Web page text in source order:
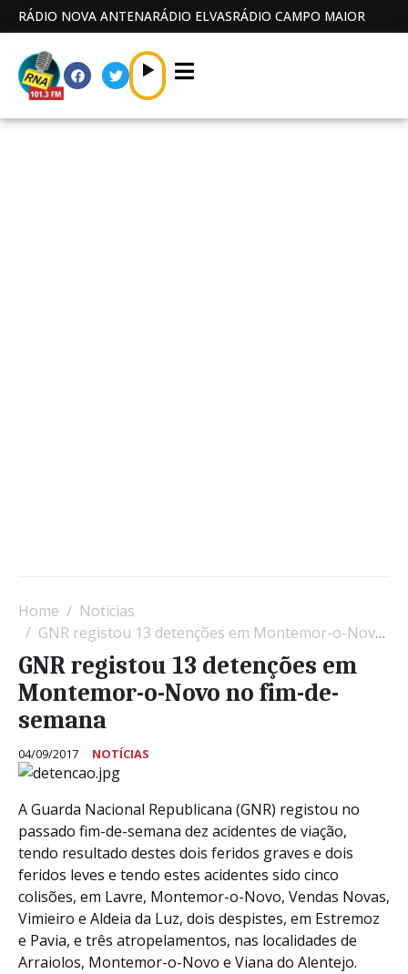
RÁDIO NOVA ANTENARÁDIO ELVASRÁDIO CAMPO MAIOR
Home
Notícias
GNR registou 13 detenções em Montemor-o-Novo no fim-de-semana
GNR registou 13 detenções em
Montemor-o-Novo no fim-de-
semana
04/09/2017 NOTÍCIAS
A Guarda Nacional Republicana (GNR) registou no
passado fim-de-semana dez acidentes de viação,
tendo resultado destes dois feridos graves e dois
feridos leves e tendo estes acidentes sido cinco
colisões, em Lavre, Montemor-o-Novo, Vendas Novas,
Vimieiro e Aldeia da Luz, dois despistes, em Estremoz
e Pavia, e três atropelamentos, nas localidades de
Arraiolos, Montemor-o-Novo e Viana do Alentejo.